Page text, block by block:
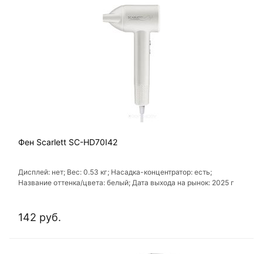
Фен Scarlett SC-HD70I42
Дисплей: нет; Вес: 0.53 кг; Насадка-концентратор: есть;
Название оттенка/цвета: белый; Дата выхода на рынок: 2025 г
142 руб.